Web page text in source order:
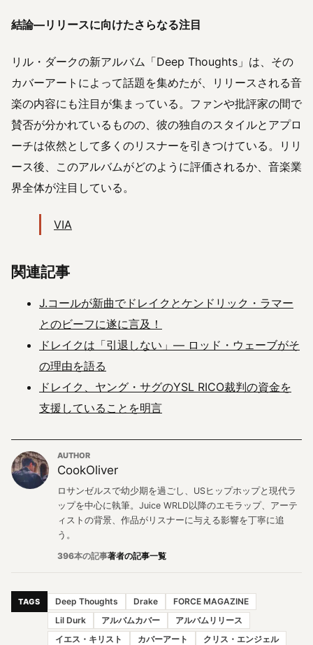
結論—リリースに向けたさらなる注目
リル・ダークの新アルバム「Deep Thoughts」は、その
カバーアートによって話題を集めたが、リリースされる音
楽の内容にも注目が集まっている。ファンや批評家の間で
賛否が分かれているものの、彼の独自のスタイルとアプロ
ーチは依然として多くのリスナーを引きつけている。リリ
ース後、このアルバムがどのように評価されるか、音楽業
界全体が注目している。
VIA
関連記事
J.コールが新曲でドレイクとケンドリック・ラマー
とのビーフに遂に言及！
ドレイクは「引退しない」— ロッド・ウェーブがそ
の理由を語る
ドレイク、ヤング・サグのYSL RICO裁判の資金を
支援していることを明言
AUTHOR
CookOliver
ロサンゼルスで幼少期を過ごし、USヒップホップと現代ラ
ップを中心に執筆。Juice WRLD以降のエモラップ、アーテ
ィストの背景、作品がリスナーに与える影響を丁寧に追
う。
396本の記事著者の記事一覧
TAGS Deep Thoughts Drake
FORCE MAGAZINE
Lil Durk
アルバムカバー
アルバムリリース
イエス・キリスト
カバーアート
クリス・エンジェル